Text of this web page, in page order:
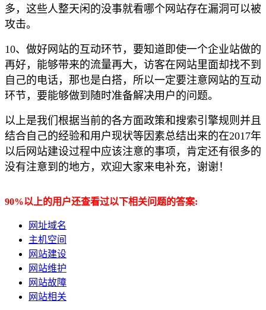
多，这些人整天闲的没事就看哪个网站存在漏洞可以被
攻击。
10、做好网站的互动环节，要知道即使一个企业站做的
再好，能够带来的流量再大，访客在网站里面却找不到
自己的电话，那也是白搭，所以一定要注意网站的互动
环节，要能够做到随时准备解决用户的问题。
以上是我们根据当前的各方面政策和搜索引擎规则并且
结合自己的经验和用户现状等因素总结出来的在2017年
以后网站建设过程中应该注意的事项，肯定还有很多的
没有注意到的地方，欢迎大家来电补充，谢谢！
90%以上的用户还查看过以下相关问题的答案:
网址域名
主机空间
网站建设
网站维护
网站故障
网站相关